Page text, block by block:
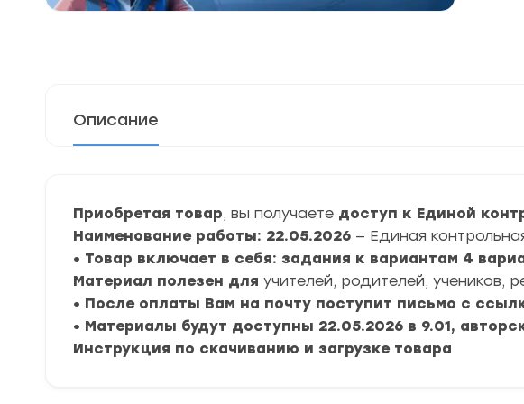
Описание
Приобретая товар, вы получаете доступ к Единой
Наименование работы: 22.05.2026 — Единая
• Товар включает в себя: задания к вариантам 4
Материал полезен для учителей, родителей, учеников,
• После оплаты Вам на почту поступит письмо с
• Материалы будут доступны 22.05.2026 в 9.01,
Инструкция по скачиванию и загрузке товара